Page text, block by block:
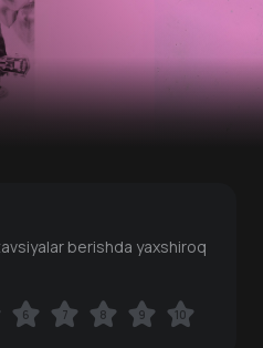
berishda yaxshiroq
6 7 8 9 10
6 7 8 9 10